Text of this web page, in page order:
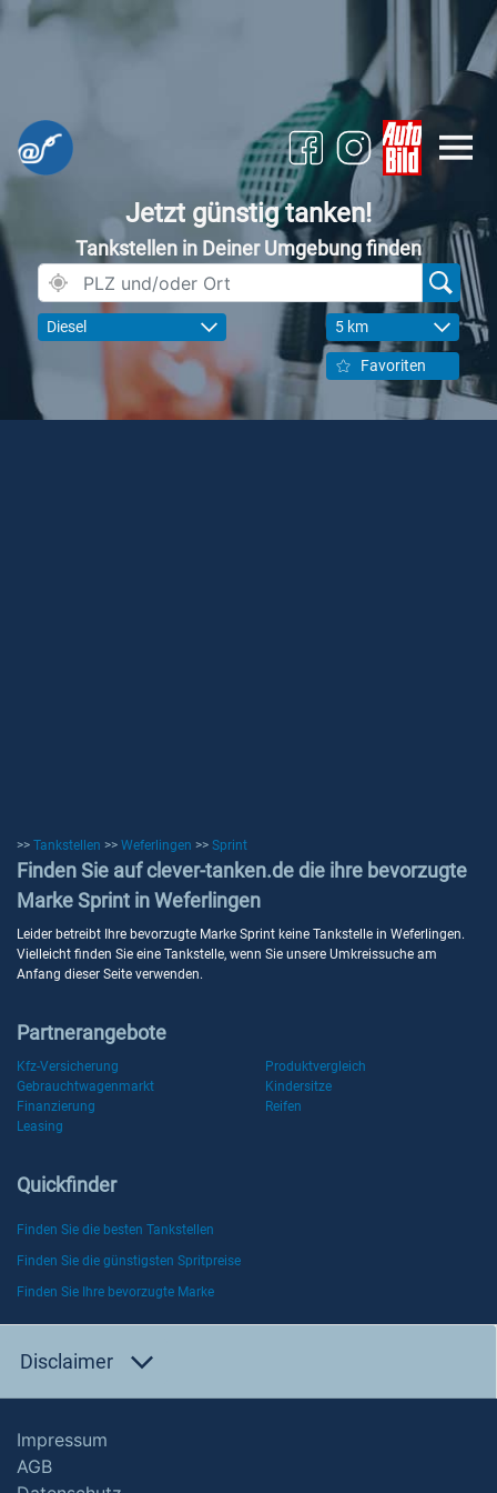
Jetzt günstig tanken!
Tankstellen in Deiner Umgebung finden
Diesel 5 km
Favoriten
>> Tankstellen >> Weferlingen >> Sprint
Finden Sie auf clever-tanken.de die ihre bevorzugte
Marke Sprint in Weferlingen
Leider betreibt Ihre bevorzugte Marke Sprint keine Tankstelle in Weferlingen.
Vielleicht finden Sie eine Tankstelle, wenn Sie unsere Umkreissuche am
Anfang dieser Seite verwenden.
Partnerangebote
Kfz-Versicherung
Produktvergleich
Gebrauchtwagenmarkt
Kindersitze
Finanzierung
Reifen
Leasing
Quickfinder
Finden Sie die besten Tankstellen
Finden Sie die günstigsten Spritpreise
Finden Sie Ihre bevorzugte Marke
Disclaimer
Impressum
AGB